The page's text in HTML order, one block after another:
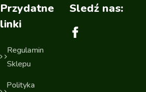
Przydatne
linki
Regulamin
Sklepu
Polityka
Sledź nas: